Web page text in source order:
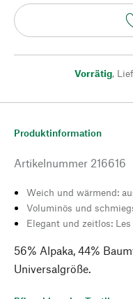
Vorrätig,
Produktinformation
Artikelnummer 216616
Weich und wärmend:
Voluminös und
Elegant und zeitlos:
56% Alpaka, 44%
Universalgröße.